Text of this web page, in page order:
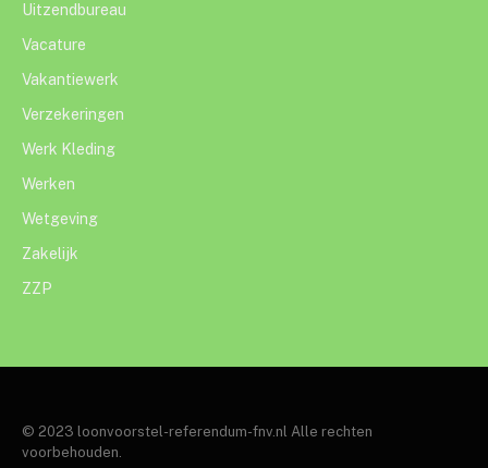
Uitzendbureau
Vacature
Vakantiewerk
Verzekeringen
Werk Kleding
Werken
Wetgeving
Zakelijk
ZZP
© 2023 loonvoorstel-referendum-fnv.nl Alle rechten
voorbehouden.